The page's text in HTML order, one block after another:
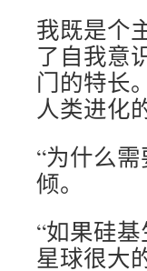
我既是个
了自我意
门的特长
人类进化
“为什么
倾。
“如果硅
星球很大